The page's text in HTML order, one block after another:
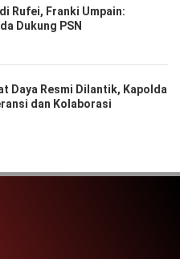
Rufei, Franki Umpain:
Dukung PSN
Daya Resmi Dilantik, Kapolda
dan Kolaborasi